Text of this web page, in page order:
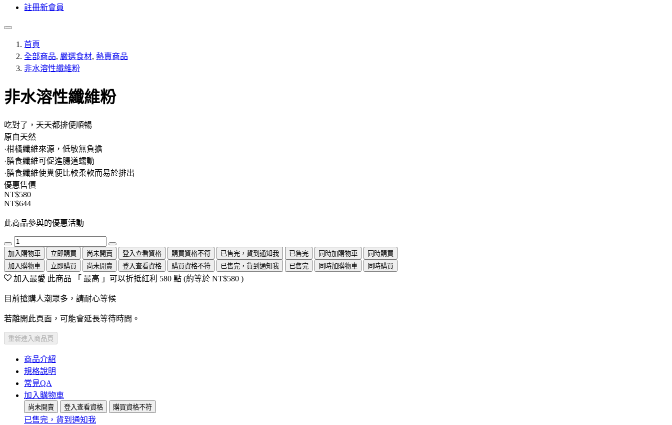
註冊新會員
首頁
全部商品, 嚴選食材, 熱賣商品
非水溶性纖維粉
非水溶性纖維粉
吃對了，天天都排便順暢
原自天然
·柑橘纖維來源，低敏無負擔
·膳食纖維可促進腸道蠕動
·膳食纖維使糞便比較柔軟而易於排出
優惠售價
NT$580
NT$644
此商品參與的優惠活動
加入購物車 立即購買 尚未開賣 登入查看資格 購買資格不符 已售完，貨到通知我 已售完 同時加購物車
同時購買
加入購物車
立即購買 尚未開賣 登入查看資格 購買資格不符 已售完，貨到通知我 已售完 同時加購物車 同時購買
加入最愛 此商品 「 最高 」可以折抵紅利 580 點 (約等於 NT$580 )
目前搶購人潮眾多，請耐心等候
若離開此頁面，可能會延長等待時間。
重新進入商品頁
商品介紹
規格說明
常見QA
加入購物車
尚未開賣 登入查看資格 購買資格不符
已售完，貨到通知我